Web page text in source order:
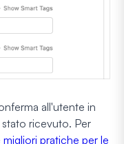
all'utente in
ricevuto. Per
migliori pratiche per le